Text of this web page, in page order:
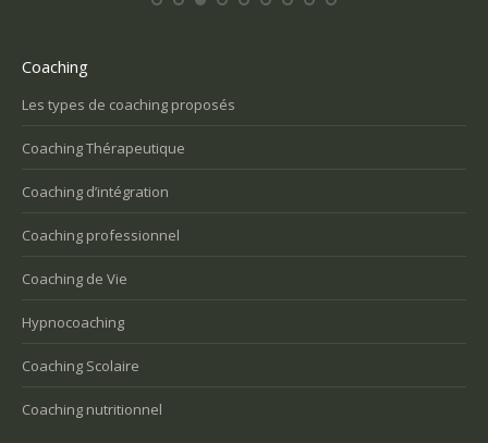
Coaching
Les types de coaching proposés
Coaching Thérapeutique
Coaching d’intégration
Coaching professionnel
Coaching de Vie
Hypnocoaching
Coaching Scolaire
Coaching nutritionnel